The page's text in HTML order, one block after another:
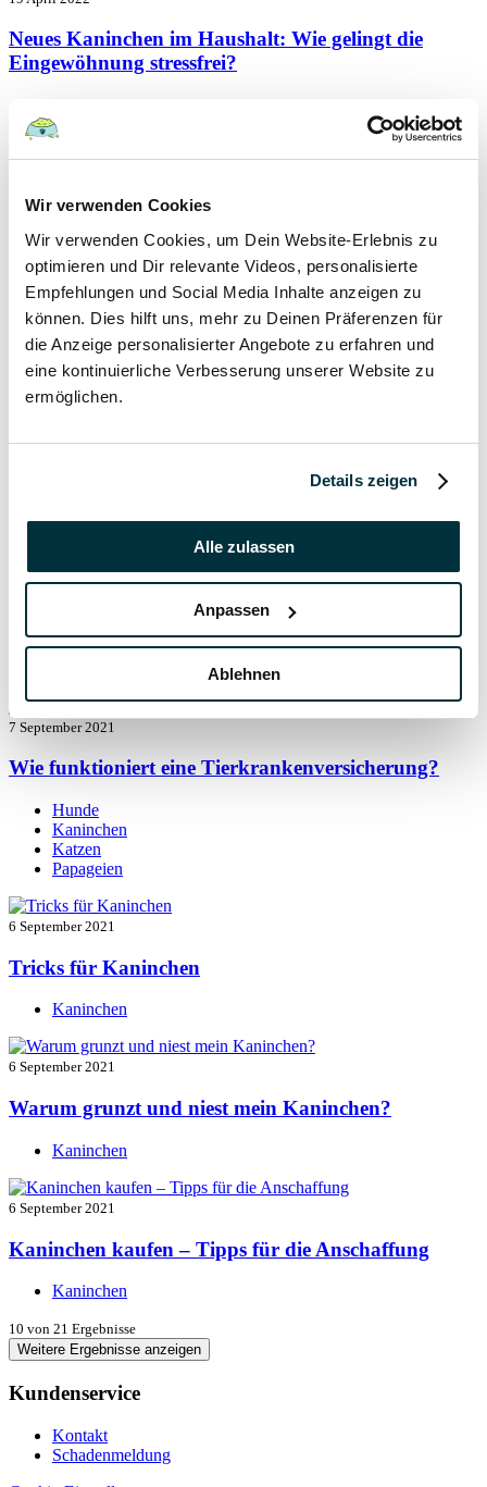
Wir verwenden Cookies
Wir verwenden Cookies, um Dein Website-Erlebnis zu
optimieren und Dir relevante Videos, personalisierte
Empfehlungen und Social Media Inhalte anzeigen zu
können. Dies hilft uns, mehr zu Deinen Präferenzen für
die Anzeige personalisierter Angebote zu erfahren und
eine kontinuierliche Verbesserung unserer Website zu
ermöglichen.
Details zeigen
Alle zulassen
Anpassen
Ablehnen
Neues Kaninchen im Haushalt: Wie gelingt die
Eingewöhnung stressfrei?
19 September 2021
Schutzvertrag – gültig oder nicht?
Hunde
Kaninchen
Katzen
Papageien
7 September 2021
Hygieneregeln beim Tierarzt für Mensch und Tier
Hunde
Kaninchen beschäftigen: so bleibt der Alltag
7 September 2021
Wie funktioniert eine Tierkrankenversicherung?
Hunde
Kaninchen
Katzen
Papageien
6 September 2021
Tricks für Kaninchen
Kaninchen
6 September 2021
Warum grunzt und niest mein Kaninchen?
Kaninchen
6 September 2021
Kaninchen kaufen – Tipps für die Anschaffung
Kaninchen
10 von 21 Ergebnisse
Weitere Ergebnisse anzeigen
Kundenservice
Kontakt
Schadenmeldung